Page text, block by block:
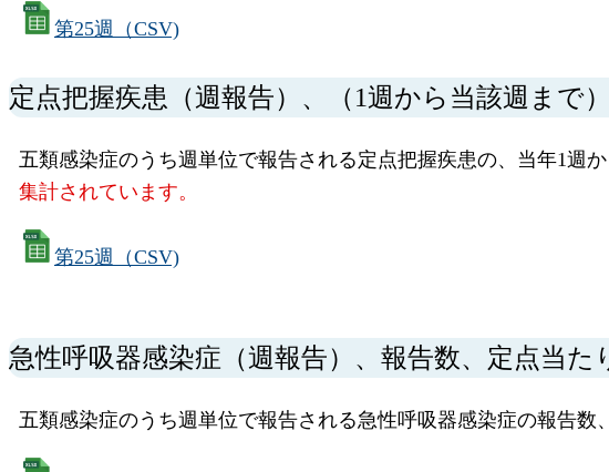
第25週（CSV)
定点把握疾患（週報告）、（1週から当該週まで
五類感染症のうち週単位で報告される定点把握疾患の、当年1週
集計されています。
第25週（CSV)
急性呼吸器感染症（週報告）、報告数、定点当た
五類感染症のうち週単位で報告される急性呼吸器感染症の報告数